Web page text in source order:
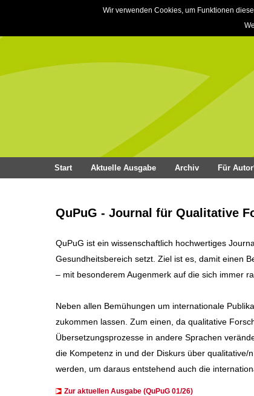
Wir verwenden Cookies, um Funktionen
Start Aktuelle Ausgabe Archiv Für
QuPuG - Journal für Qualitative
QuPuG ist ein wissenschaftlich hochwertiges
Gesundheitsbereich setzt. Ziel ist es, damit einen
– mit besonderem Augenmerk auf die sich immer
Neben allen Bemühungen um internationale
zukommen lassen. Zum einen, da qualitative
Übersetzungsprozesse in andere Sprachen
die Kompetenz in und der Diskurs über
werden, um daraus entstehend auch die
Zur aktuellen Ausgabe (QuPuG 01/26)